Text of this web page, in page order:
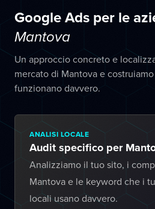
Google Ads per le
Mantova
Un approccio concreto e
mercato di Mantova e
funzionano davvero.
ANALISI LOCALE
Audit specifico per
Analizziamo il tuo sito, i
Mantova e le keyword che i
locali usano davvero.